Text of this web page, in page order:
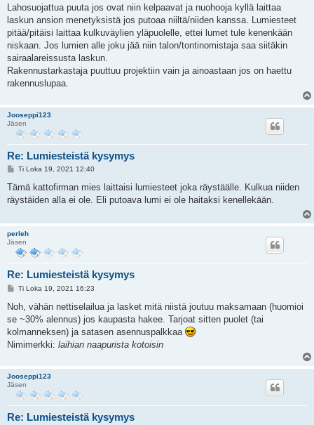
e
t
i
Lahosuojattua puuta jos ovat niin kelpaavat ja nuohooja kyllä laittaa
laskun ansion menetyksistä jos putoaa niiltä/niiden kanssa. Lumiesteet
pitää/pitäisi laittaa kulkuväylien yläpuolelle, ettei lumet tule kenenkään
niskaan. Jos lumien alle joku jää niin talon/tontinomistaja saa siitäkin
sairaalareissusta laskun.
Rakennustarkastaja puuttuu projektiin vain ja ainoastaan jos on haettu
rakennuslupaa.
Jooseppi123
Jäsen
Re: Lumiesteistä kysymys
V
e
t
Ti Loka 19, 2021 12:40
Tämä kattofirman mies laittaisi lumiesteet joka räystäälle. Kulkua niiden
räystäiden alla ei ole. Eli putoava lumi ei ole haitaksi kenellekään.
perleh
Jäsen
Re: Lumiesteistä kysymys
V
e
t
i
Ti Loka 19, 2021 16:23
Noh, vähän nettiselailua ja lasket mitä niistä joutuu maksamaan (huomioi
se ~30% alennus) jos kaupasta hakee. Tarjoat sitten puolet (tai
kolmanneksen) ja satasen asennuspalkkaa
Nimimerkki: laihian naapurista kotoisin
Jooseppi123
Jäsen
Re: Lumiesteistä kysymys